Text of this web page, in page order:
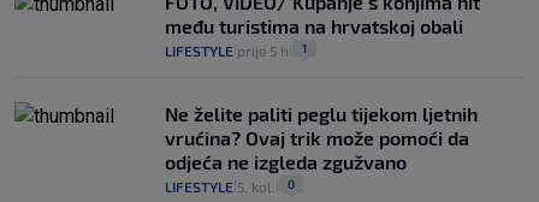
među turistima na hrvatskoj obali
LIFESTYLE prije 5 h 1
Ne želite paliti peglu tijekom ljetnih
vrućina? Ovaj trik može pomoći da
odjeća ne izgleda zgužvano
LIFESTYLE 5. kol. 0